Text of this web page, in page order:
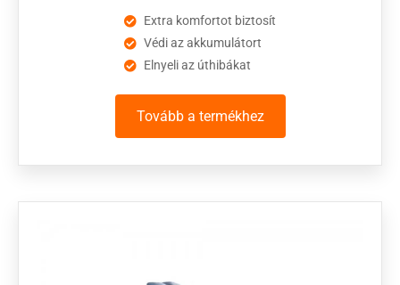
Extra komfortot biztosít
Védi az akkumulátort
Elnyeli az úthibákat
Tovább a termékhez